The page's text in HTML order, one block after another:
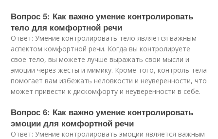
Вопрос 5: Как важно умение контролировать
тело для комфортной речи
Ответ: Умение контролировать тело является важным
аспектом комфортной речи. Когда вы контролируете
свое тело, вы можете лучше выражать свои мысли и
эмоции через жесты и мимику. Кроме того, контроль тела
помогает вам избежать неловкости и неуверенности, что
может привести к дискомфорту и неуверенности в себе.
Вопрос 6: Как важно умение контролировать
эмоции для комфортной речи
Ответ: Умение контролировать эмоции является важным